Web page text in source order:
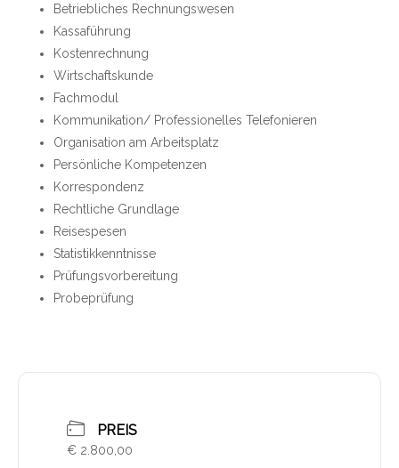
Betriebliches Rechnungswesen
Kassaführung
Kostenrechnung
Wirtschaftskunde
Fachmodul
Kommunikation/ Professionelles Telefonieren
Organisation am Arbeitsplatz
Persönliche Kompetenzen
Korrespondenz
Rechtliche Grundlage
Reisespesen
Statistikkenntnisse
Prüfungsvorbereitung
Probeprüfung
PREIS
€ 2.800,00